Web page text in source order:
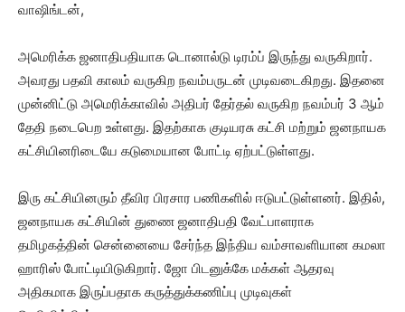
வாஷிங்டன்,
அமெரிக்க ஜனாதிபதியாக டொனால்டு டிரம்ப் இருந்து வருகிறார்.
அவரது பதவி காலம் வருகிற நவம்பருடன் முடிவடைகிறது. இதனை
முன்னிட்டு அமெரிக்காவில் அதிபர் தேர்தல் வருகிற நவம்பர் 3 ஆம்
தேதி நடைபெற உள்ளது. இதற்காக குடியரசு கட்சி மற்றும் ஜனநாயக
கட்சியினரிடையே கடுமையான போட்டி ஏற்பட்டுள்ளது.
இரு கட்சியினரும் தீவிர பிரசார பணிகளில் ஈடுபட்டுள்ளனர். இதில்,
ஜனநாயக கட்சியின் துணை ஜனாதிபதி வேட்பாளராக
தமிழகத்தின் சென்னையை சேர்ந்த இந்திய வம்சாவளியான கமலா
ஹாரிஸ் போட்டியிடுகிறார். ஜோ பிடனுக்கே மக்கள் ஆதரவு
அதிகமாக இருப்பதாக கருத்துக்கணிப்பு முடிவுகள்